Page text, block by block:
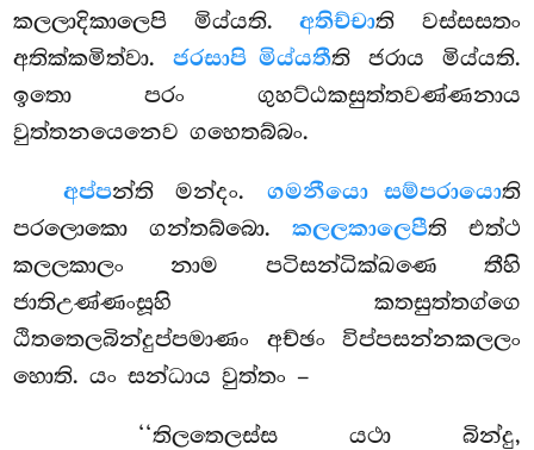
කලලාදිකාලෙපි මිය්යති.අතිච්චාති වස්සසතං
අතික්කමිත්වා.ජරසාපි මිය්යතීති ජරාය මිය්යති.
ඉතො පරං ගුහට්ඨකසුත්තවණ්ණනාය
වුත්තනයෙනෙව ගහෙතබ්බං.
අප්පන්තිමන්දං. ගමනීයො සම්පරායොති
පරලොකො ගන්තබ්බො. කලලකාලෙපීති එත්ථ
කලලකාලං නාම පටිසන්ධික්ඛණෙ තීහි
ජාතිඋණ්ණංසූහි කතසුත්තග්ගෙ
ඨිතතෙලබින්දුප්පමාණං අච්ඡං විප්පසන්නකලලං
හොති. යං සන්ධාය වුත්තං –
‘‘තිලතෙලස්ස යථා බින්දු,